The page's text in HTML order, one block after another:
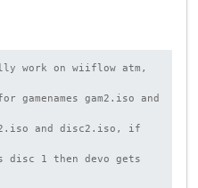
work on wiiflow atm,
gamenames gam2.iso and
and disc2.iso, if
disc 1 then devo gets